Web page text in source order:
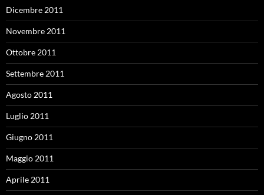
Dicembre 2011
Novembre 2011
Ottobre 2011
Settembre 2011
Agosto 2011
Luglio 2011
Giugno 2011
Maggio 2011
Aprile 2011